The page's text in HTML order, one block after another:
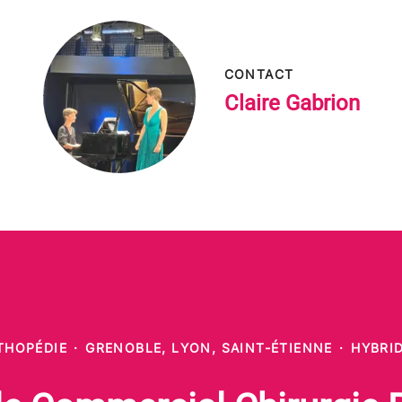
CONTACT
Claire Gabrion
· GRENOBLE, LYON, SAINT-ÉTIENNE ·